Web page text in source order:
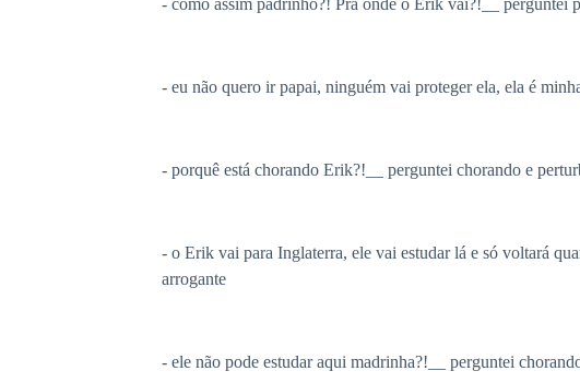
- eu não quero ir papai, ninguém vai proteger ela, ela é
- porquê está chorando Erik?!__ perguntei chorando e
- o Erik vai para Inglaterra, ele vai estudar lá e só voltará
arrogante
- ele não pode estudar aqui madrinha?!__ perguntei